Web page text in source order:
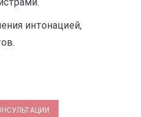
интонацией,